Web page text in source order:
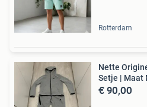
Rotterdam
Nette
Setje | Maat
€ 90,00